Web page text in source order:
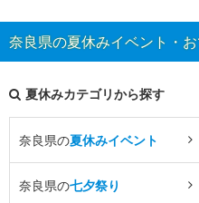
奈良県の夏休みイベント・
夏休みカテゴリから探す
奈良県の夏休みイベント
奈良県の七夕祭り